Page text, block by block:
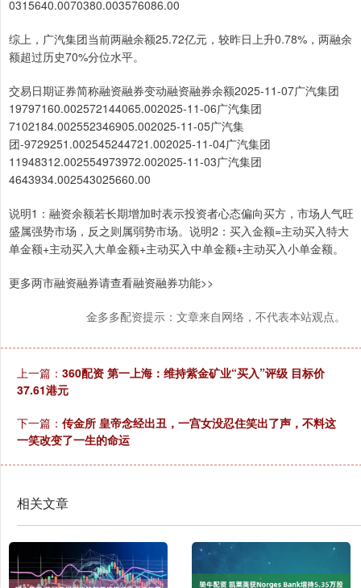
0315640.0070380.003576086.00
综上，广汽集团当前两融余额25.72亿元，较昨日上升0.78%，两融余
额超过历史70%分位水平。
交易日期证券简称融资融券变动融资融券余额2025-11-07广汽集团
19797160.002572144065.002025-11-06广汽集团
7102184.002552346905.002025-11-05广汽集
团-9729251.002545244721.002025-11-04广汽集团
11948312.002554973972.002025-11-03广汽集团
4643934.002543025660.00
说明1：融资余额若长期增加时表示投资者心态偏向买方，市场人气旺
盛属强势市场，反之则属弱势市场。说明2：买入金额=主动买入特大
单金额+主动买入大单金额+主动买入中单金额+主动买入小单金额。
更多两市融资融券请查看融资融券功能>>
金多多配资提示：文章来自网络，不代表本站观点。
上一篇： 360配资 第一上海：维持紫金矿业“买入”评级 目标价
37.61港元
下一篇： 传金所 皇帝念经出丑，一宫女没忍住笑出了声，不料这
一笑改变了一生的命运
相关文章